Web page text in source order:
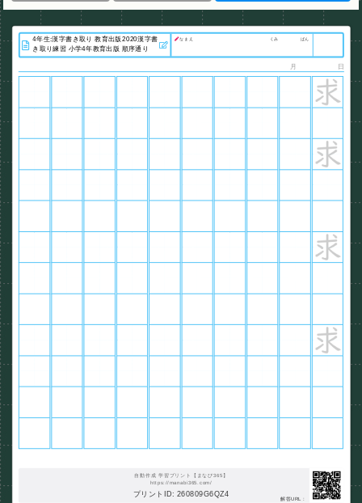
なまえ くみ ばん
月 日
自動作成 学習プリント【まなび365】
https://manabi365.com/
プリントID: 260809G6QZ4
解答URL :